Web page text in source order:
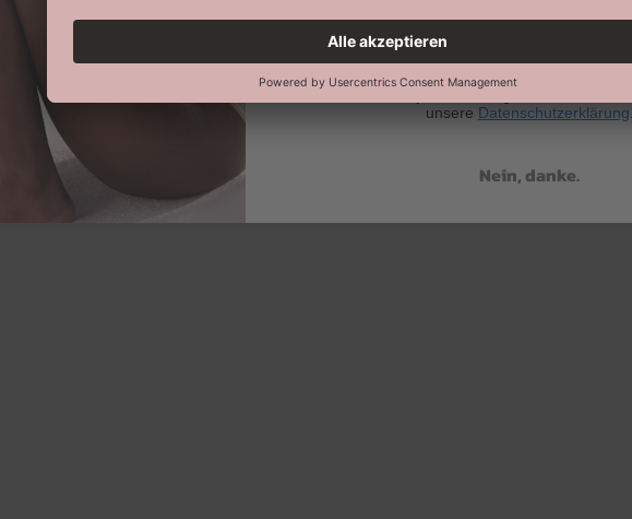
Abonnieren
Keine Datenweitergabe an Dritte. Eine
jederzeit möglich. Hier findest
unsere Datenschutzerklärung
Nein, danke.